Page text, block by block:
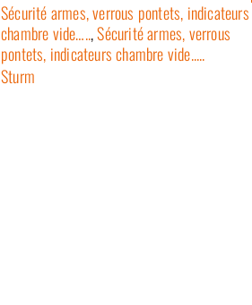
Sécurité armes, verrous pontets, indicateurs
chambre vide…..,Sécurité armes, verrous
pontets, indicateurs chambre vide.....
Sturm